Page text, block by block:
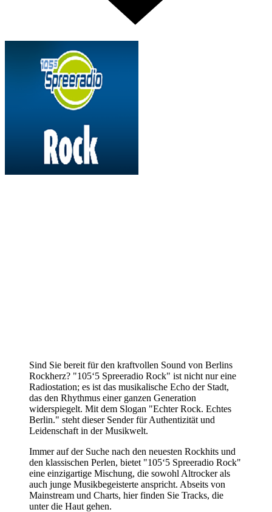
Sind Sie bereit für den kraftvollen Sound von Berlins
Rockherz? "105‘5 Spreeradio Rock" ist nicht nur eine
Radiostation; es ist das musikalische Echo der Stadt,
das den Rhythmus einer ganzen Generation
widerspiegelt. Mit dem Slogan "Echter Rock. Echtes
Berlin." steht dieser Sender für Authentizität und
Leidenschaft in der Musikwelt.
Immer auf der Suche nach den neuesten Rockhits und
den klassischen Perlen, bietet "105‘5 Spreeradio Rock"
eine einzigartige Mischung, die sowohl Altrocker als
auch junge Musikbegeisterte anspricht. Abseits von
Mainstream und Charts, hier finden Sie Tracks, die
unter die Haut gehen.